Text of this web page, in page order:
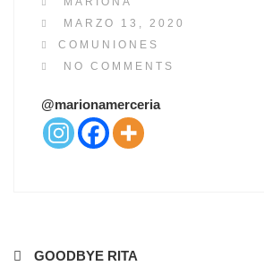
P
O
S
E
D
O
MARZO 13, 2020
COMUNIONES
NO COMMENTS
@marionamerceria
Navegación
GOODBYE RITA